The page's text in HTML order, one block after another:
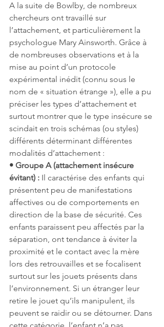
A la suite de Bowlby, de nombreux
chercheurs ont travaillé sur
l’attachement, et particulièrement la
psychologue Mary Ainsworth. Grâce à
de nombreuses observations et à la
mise au point d’un protocole
expérimental inédit (connu sous le
nom de « situation étrange »), elle a pu
préciser les types d’attachement et
surtout montrer que le type insécure se
scindait en trois schémas (ou styles)
différents déterminant différentes
modalités d’attachement :
• Groupe A (attachement insécure
évitant) : Il caractérise des enfants qui
présentent peu de manifestations
affectives ou de comportements en
direction de la base de sécurité. Ces
enfants paraissent peu affectés par la
séparation, ont tendance à éviter la
proximité et le contact avec la mère
lors des retrouvailles et se focalisent
surtout sur les jouets présents dans
l’environnement. Si un étranger leur
retire le jouet qu’ils manipulent, ils
peuvent se raidir ou se détourner. Dans